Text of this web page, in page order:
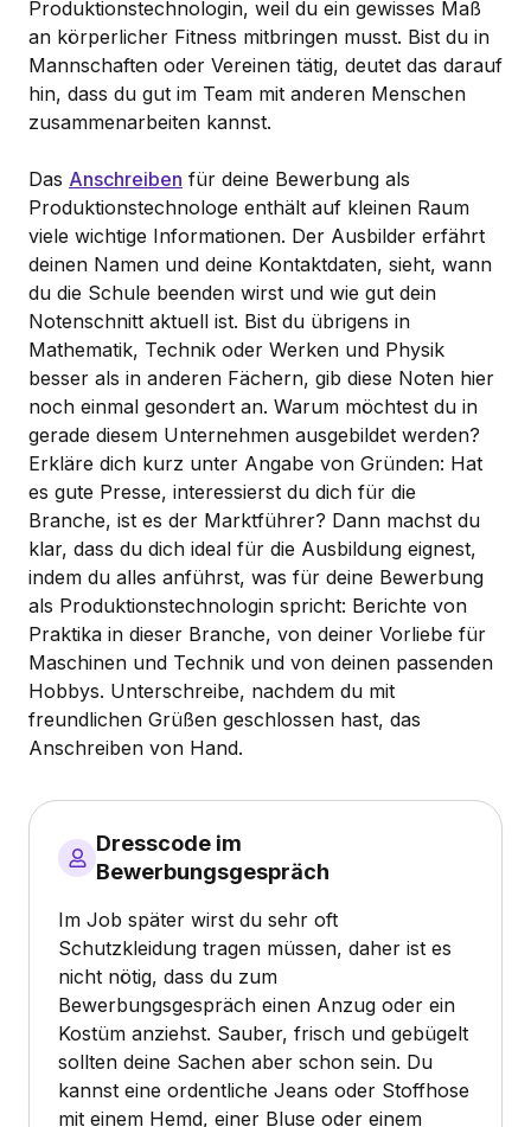
Produktionstechnologin, weil du ein gewisses Maß
an körperlicher Fitness mitbringen musst. Bist du in
Mannschaften oder Vereinen tätig, deutet das darauf
hin, dass du gut im Team mit anderen Menschen
zusammenarbeiten kannst.
Das Anschreiben für deine Bewerbung als
Produktionstechnologe enthält auf kleinen Raum
viele wichtige Informationen. Der Ausbilder erfährt
deinen Namen und deine Kontaktdaten, sieht, wann
du die Schule beenden wirst und wie gut dein
Notenschnitt aktuell ist. Bist du übrigens in
Mathematik, Technik oder Werken und Physik
besser als in anderen Fächern, gib diese Noten hier
noch einmal gesondert an. Warum möchtest du in
gerade diesem Unternehmen ausgebildet werden?
Erkläre dich kurz unter Angabe von Gründen: Hat
es gute Presse, interessierst du dich für die
Branche, ist es der Marktführer? Dann machst du
klar, dass du dich ideal für die Ausbildung eignest,
indem du alles anführst, was für deine Bewerbung
als Produktionstechnologin spricht: Berichte von
Praktika in dieser Branche, von deiner Vorliebe für
Maschinen und Technik und von deinen passenden
Hobbys. Unterschreibe, nachdem du mit
freundlichen Grüßen geschlossen hast, das
Anschreiben von Hand.
Dresscode im
Bewerbungsgespräch
Im Job später wirst du sehr oft
Schutzkleidung tragen müssen, daher ist es
nicht nötig, dass du zum
Bewerbungsgespräch einen Anzug oder ein
Kostüm anziehst. Sauber, frisch und gebügelt
sollten deine Sachen aber schon sein. Du
kannst eine ordentliche Jeans oder Stoffhose
mit einem Hemd, einer Bluse oder einem